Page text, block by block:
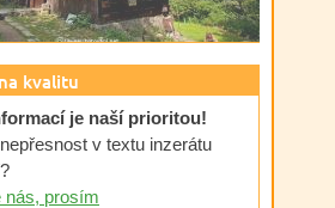
kvalitu
je naší prioritou!
v textu inzerátu
nás, prosím